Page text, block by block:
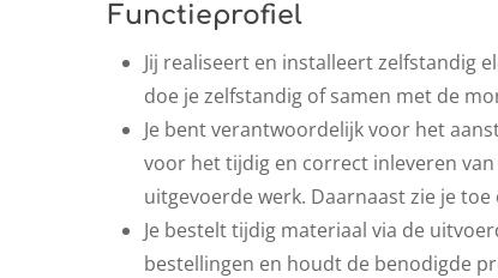
Functieprofiel
Jij realiseert en installeert zelfstandig
doe je zelfstandig of samen met de
Je bent verantwoordelijk voor het
voor het tijdig en correct inleveren
uitgevoerde werk. Daarnaast zie je
Je bestelt tijdig materiaal via de
bestellingen en houdt de benodigde